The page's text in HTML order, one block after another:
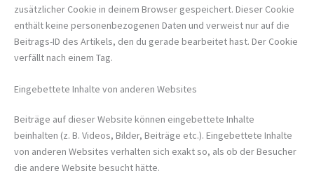
zusätzlicher Cookie in deinem Browser gespeichert. Dieser Cookie
enthält keine personenbezogenen Daten und verweist nur auf die
Beitrags-ID des Artikels, den du gerade bearbeitet hast. Der Cookie
verfällt nach einem Tag.
Eingebettete Inhalte von anderen Websites
Beiträge auf dieser Website können eingebettete Inhalte
beinhalten (z. B. Videos, Bilder, Beiträge etc.). Eingebettete Inhalte
von anderen Websites verhalten sich exakt so, als ob der Besucher
die andere Website besucht hätte.